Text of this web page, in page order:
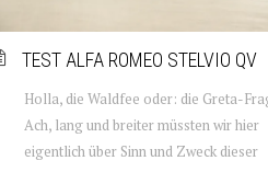
TEST ALFA ROMEO STELVIO QV
Holla, die Waldfee oder: die Greta-
Ach, lang und breiter müssten wir hier
eigentlich über Sinn und Zweck dieser